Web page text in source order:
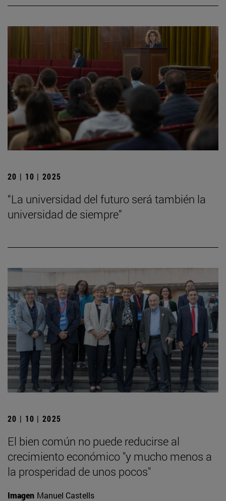
20 | 10 | 2025
“La universidad del futuro será también la
universidad de siempre”
20 | 10 | 2025
El bien común no puede reducirse al
crecimiento económico "y mucho menos a
la prosperidad de unos pocos"
Imagen Manuel Castells